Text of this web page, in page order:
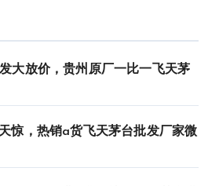
大放价，贵州原厂一比一飞天茅
惊，热销a货飞天茅台批发厂家微